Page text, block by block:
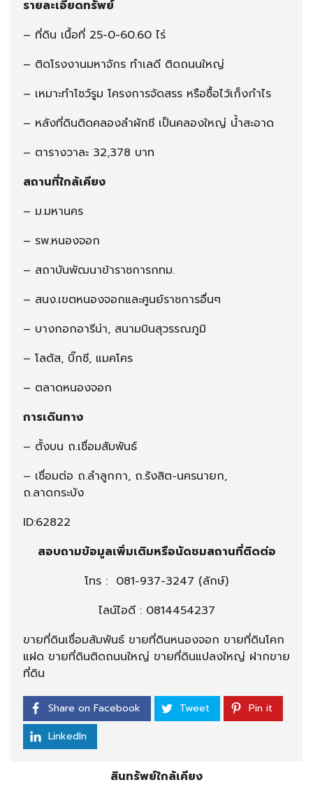
รายละเอียดทรัพย์
– ที่ดิน เนื้อที่ 25-0-60.60 ไร่
– ติดโรงงานมหาจักร ทำเลดี ติดถนนใหญ่
– เหมาะทำโชว์รูม โครงการจัดสรร หรือซื้อไว้เก็งกำไร
– หลังที่ดินติดคลองลำผักชี เป็นคลองใหญ่ น้ำสะอาด
– ตารางวาละ 32,378 บาท
สถานที่ใกล้เคียง
– ม.มหานคร
– รพ.หนองจอก
– สถาบันพัฒนาข้าราชการกทม.
– สนง.เขตหนองจอกและศูนย์ราชการอื่นๆ
– บางกอกอารีน่า, สนามบินสุวรรณภูมิ
– โลตัส, บิ๊กซี, แมคโคร
– ตลาดหนองจอก
การเดินทาง
– ตั้งบน ถ.เชื่อมสัมพันธ์
– เชื่อมต่อ ถ.ลำลูกกา, ถ.รังสิต-นครนายก,
ถ.ลาดกระบัง
ID:62822
สอบถามข้อมูลเพิ่มเติมหรือนัดชมสถานที่ติดต่อ
โทร : 081-937-3247 (ลักษ์)
ไลน์ไอดี : 0814454237
ขายที่ดินเชื่อมสัมพันธ์ ขายที่ดินหนองจอก ขายที่ดินโคก
แฝด ขายที่ดินติดถนนใหญ่ ขายที่ดินแปลงใหญ่ ฝากขาย
ที่ดิน
Share on Facebook Tweet
Pin it
LinkedIn
สินทรัพย์ใกล้เคียง